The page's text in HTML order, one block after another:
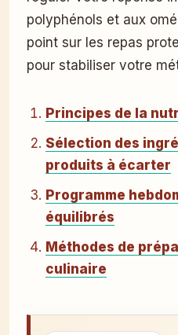
polyphénols et aux
point sur les repas
pour stabiliser votre
Principes de la
Sélection des
produits à écarter
Programme
équilibrés
Méthodes de
culinaire